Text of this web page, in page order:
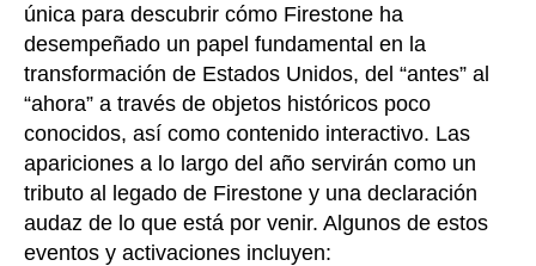
única para descubrir cómo Firestone ha
desempeñado un papel fundamental en la
transformación de Estados Unidos, del “antes” al
“ahora” a través de objetos históricos poco
conocidos, así como contenido interactivo. Las
apariciones a lo largo del año servirán como un
tributo al legado de Firestone y una declaración
audaz de lo que está por venir. Algunos de estos
eventos y activaciones incluyen: